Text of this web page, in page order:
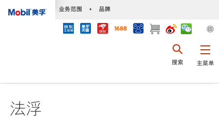
业务范围 • 品牌
主菜单
搜索
法浮